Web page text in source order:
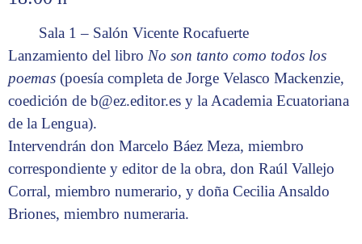
Sala 1 – Salón Vicente Rocafuerte
Lanzamiento del libro No son tanto como todos los
poemas (poesía completa de Jorge Velasco Mackenzie,
coedición de b@ez.editor.es y la Academia Ecuatoriana
de la Lengua).
Intervendrán don Marcelo Báez Meza, miembro
correspondiente y editor de la obra, don Raúl Vallejo
Corral, miembro numerario, y doña Cecilia Ansaldo
Briones, miembro numeraria.